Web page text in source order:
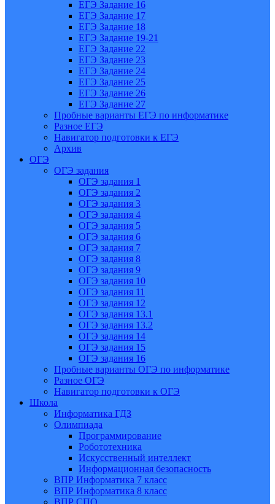
ЕГЭ Задание 16
ЕГЭ Задание 17
ЕГЭ Задание 18
ЕГЭ Задание 19-21
ЕГЭ Задание 22
ЕГЭ Задание 23
ЕГЭ Задание 24
ЕГЭ Задание 25
ЕГЭ Задание 26
ЕГЭ Задание 27
Пробные варианты ЕГЭ по информатике
Разное ЕГЭ
Навигатор подготовки к ЕГЭ
Архив
ОГЭ
ОГЭ задания
ОГЭ задания 1
ОГЭ задания 2
ОГЭ задания 3
ОГЭ задания 4
ОГЭ задания 5
ОГЭ задания 6
ОГЭ задания 7
ОГЭ задания 8
ОГЭ задания 9
ОГЭ задания 10
ОГЭ задания 11
ОГЭ задания 12
ОГЭ задания 13.1
ОГЭ задания 13.2
ОГЭ задания 14
ОГЭ задания 15
ОГЭ задания 16
Пробные варианты ОГЭ по информатике
Разное ОГЭ
Навигатор подготовки к ОГЭ
Школа
Информатика ГДЗ
Олимпиада
Программирование
Робототехника
Искусственный интеллект
Информационная безопасность
ВПР Информатика 7 класс
ВПР Информатика 8 класс
ВПР СПО